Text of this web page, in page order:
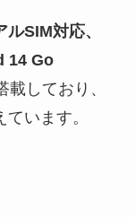
ルSIM対応、
14 Go
載しており、
います。